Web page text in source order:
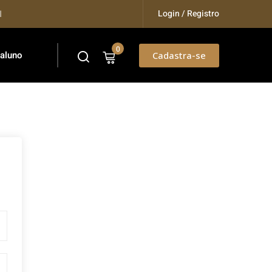
Login / Registro
0 Cadastra-se